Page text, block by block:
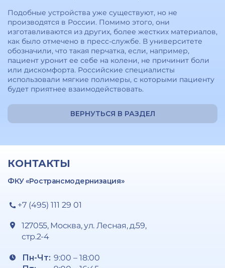
Подобные устройства уже существуют, но не
производятся в России. Помимо этого, они
изготавливаются из других, более жестких материалов,
как было отмечено в пресс-службе. В университете
обозначили, что такая перчатка, если, например,
пациент уронит ее себе на колени, не причинит боли
или дискомфорта. Российские специалисты
использовали мягкие полимеры, с которыми пациенту
будет приятнее взаимодействовать.
ВЕРНУТЬСЯ В РАЗДЕЛ
КОНТАКТЫ
ФКУ «Ространсмодернизация»
+7 (495) 111 29 01
127055, Москва, ул. Лесная, д.59,
стр.2-4
Пн-Чт: 9:00 – 18:00